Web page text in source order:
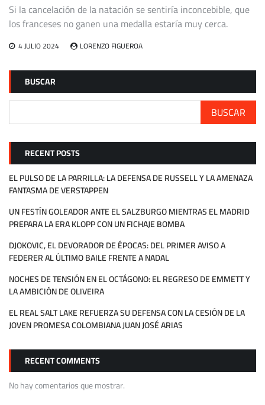
Si la cancelación de la natación se sentiría inconcebible, que
los franceses no ganen una medalla estaría muy cerca.
4 JULIO 2024 LORENZO FIGUEROA
BUSCAR
BUSCAR
RECENT POSTS
EL PULSO DE LA PARRILLA: LA DEFENSA DE RUSSELL Y LA AMENAZA
FANTASMA DE VERSTAPPEN
UN FESTÍN GOLEADOR ANTE EL SALZBURGO MIENTRAS EL MADRID
PREPARA LA ERA KLOPP CON UN FICHAJE BOMBA
DJOKOVIC, EL DEVORADOR DE ÉPOCAS: DEL PRIMER AVISO A
FEDERER AL ÚLTIMO BAILE FRENTE A NADAL
NOCHES DE TENSIÓN EN EL OCTÁGONO: EL REGRESO DE EMMETT Y
LA AMBICIÓN DE OLIVEIRA
EL REAL SALT LAKE REFUERZA SU DEFENSA CON LA CESIÓN DE LA
JOVEN PROMESA COLOMBIANA JUAN JOSÉ ARIAS
RECENT COMMENTS
No hay comentarios que mostrar.